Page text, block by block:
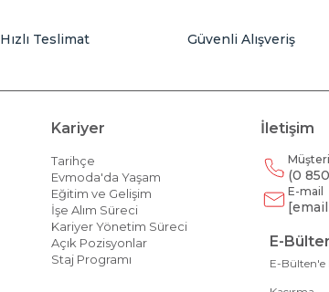
Hızlı Teslimat Güvenli Alışveriş
Kariyer
Tarihçe
Evmoda'da Yaşam
Eğitim ve Gelişim
İşe Alım Süreci
Kariyer Yönetim Süreci
Açık Pozisyonlar
Staj Programı
İletişim
(0
E-mail
E-
E-Bülten'e